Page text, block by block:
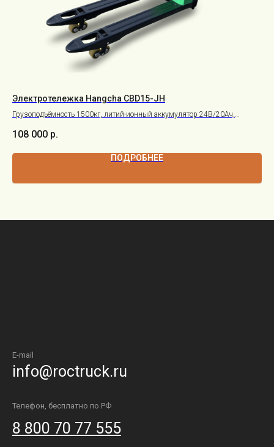
Электротележка Hangcha CBD15-JH
Грузоподъёмность 1500кг, литий-ионный аккумулятор 24В/20Ач,
108 000 р.
ПОДРОБНЕЕ
E-mail
info@roctruck.ru
Телефон, бесплатно по РФ
8 800 70 77 555